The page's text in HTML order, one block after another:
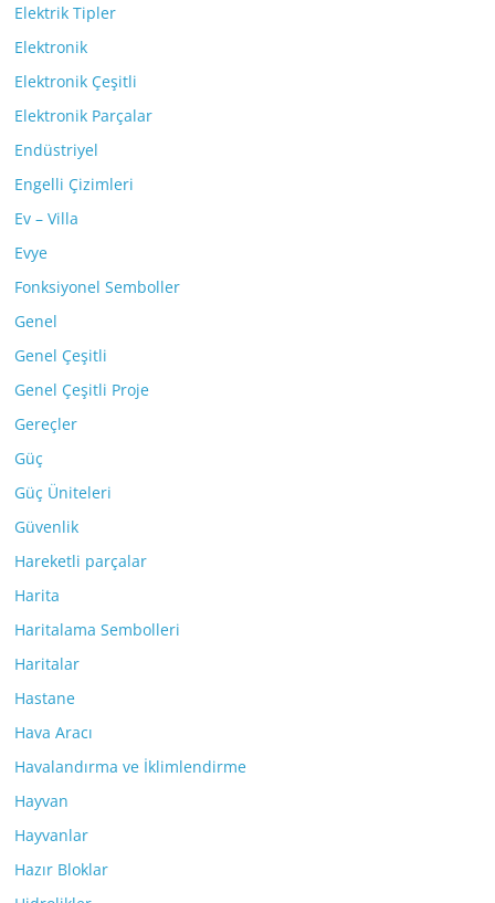
Elektrik Tipler
Elektronik
Elektronik Çeşitli
Elektronik Parçalar
Endüstriyel
Engelli Çizimleri
Ev – Villa
Evye
Fonksiyonel Semboller
Genel
Genel Çeşitli
Genel Çeşitli Proje
Gereçler
Güç
Güç Üniteleri
Güvenlik
Hareketli parçalar
Harita
Haritalama Sembolleri
Haritalar
Hastane
Hava Aracı
Havalandırma ve İklimlendirme
Hayvan
Hayvanlar
Hazır Bloklar